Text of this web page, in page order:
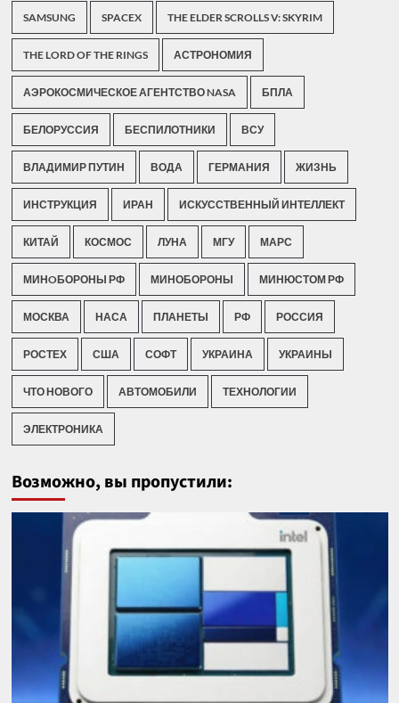
SAMSUNG SPACEX THE ELDER SCROLLS V: SKYRIM
THE LORD OF THE RINGS АСТРОНОМИЯ
АЭРОКОСМИЧЕСКОЕ АГЕНТСТВО NASA БПЛА
БЕЛОРУССИЯ БЕСПИЛОТНИКИ ВСУ
ВЛАДИМИР ПУТИН ВОДА ГЕРМАНИЯ ЖИЗНЬ
ИНСТРУКЦИЯ ИРАН ИСКУССТВЕННЫЙ ИНТЕЛЛЕКТ
КИТАЙ КОСМОС ЛУНА МГУ МАРС
МИНOБОРОНЫ РФ МИНОБОРОНЫ МИНЮСТОМ РФ
МОСКВА НАСА ПЛАНЕТЫ РФ РОССИЯ
РОСТЕХ США СОФТ УКРАИНА УКРАИНЫ
ЧТО НОВОГО АВТОМОБИЛИ ТЕХНОЛОГИИ
ЭЛЕКТРОНИКА
Возможно, вы пропустили: